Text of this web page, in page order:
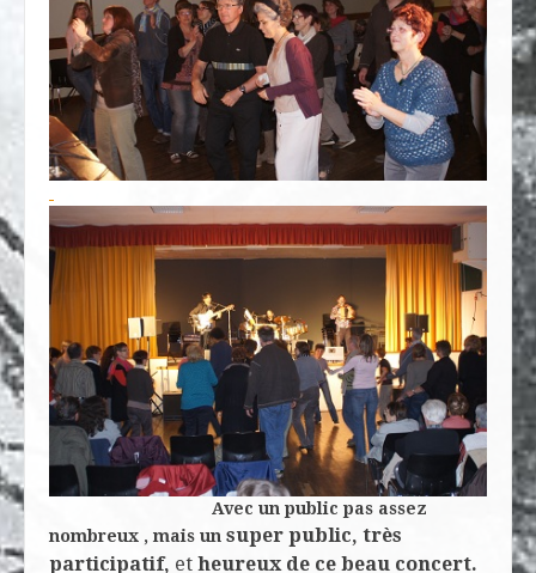
Avec un public pas assez
nombreux , mais un super public, très
participatif, et heureux de ce beau concert.